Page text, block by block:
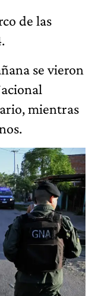
de las
se vieron
mientras